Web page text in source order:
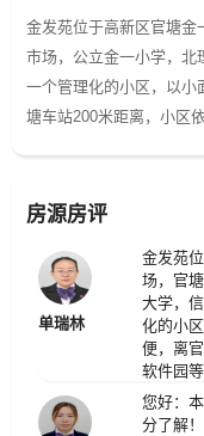
金发苑位于高新区官塘金
市场，公立金一小学，北
一个管理化的小区，以小
塘车站200米距离，小区
房源房评
单瑞林
金发苑
场，官
大学，
化的小
便，离
软件园
您好：
分了解